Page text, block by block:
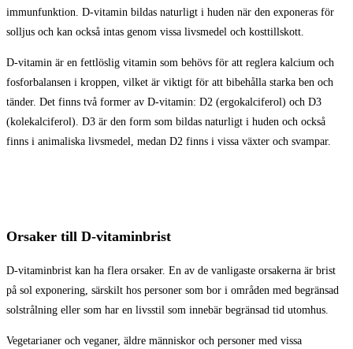
immunfunktion. D-vitamin bildas naturligt i huden när den exponeras för
solljus och kan också intas genom vissa livsmedel och kosttillskott.
D-vitamin är en fettlöslig vitamin som behövs för att reglera kalcium och
fosforbalansen i kroppen, vilket är viktigt för att bibehålla starka ben och
tänder. Det finns två former av D-vitamin: D2 (ergokalciferol) och D3
(kolekalciferol). D3 är den form som bildas naturligt i huden och också
finns i animaliska livsmedel, medan D2 finns i vissa växter och svampar.
Orsaker till D-vitaminbrist
D-vitaminbrist kan ha flera orsaker. En av de vanligaste orsakerna är brist
på sol exponering, särskilt hos personer som bor i områden med begränsad
solstrålning eller som har en livsstil som innebär begränsad tid utomhus.
Vegetarianer och veganer, äldre människor och personer med vissa